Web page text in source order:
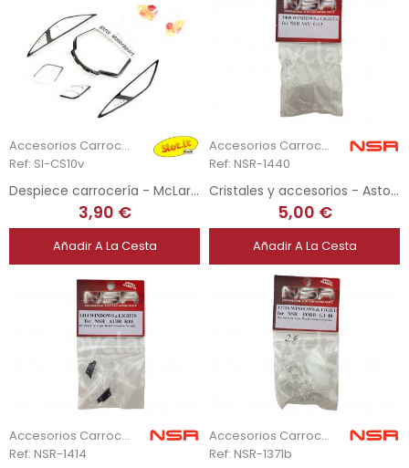
Accesorios Carrocería
Ref: SI-CS10v
Despiece carrocería - McLaren F1 GTR
3,90 €
Añadir A La Cesta
Accesorios Carrocería
Ref: NSR-1440
Cristales y accesorios - Aston Martin Vantage GT3
5,00 €
Añadir A La Cesta
Accesorios Carrocería
Ref: NSR-1414
Accesorios Carrocería
Ref: NSR-1371b